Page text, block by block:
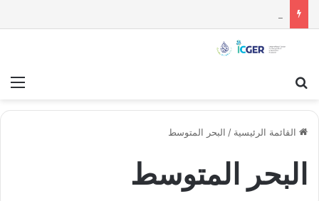
القائمة الرئيسية / البحر المتوسط
البحر المتوسط